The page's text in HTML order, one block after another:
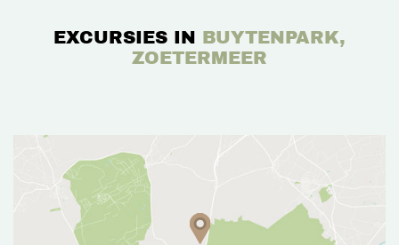
EXCURSIES IN
BUYTENPARK,
ZOETERMEER